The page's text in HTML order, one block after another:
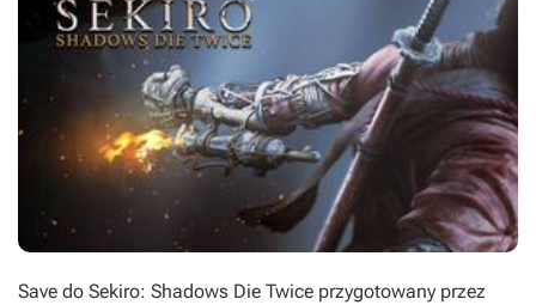
Save do Sekiro: Shadows Die Twice przygotowany przez